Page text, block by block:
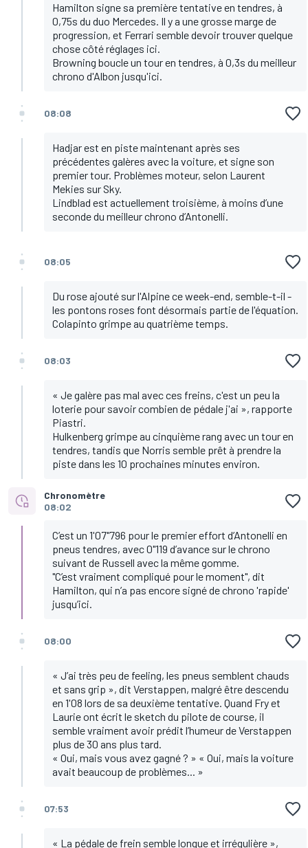
Hamilton signe sa première tentative en tendres, à
0,75s du duo Mercedes. Il y a une grosse marge de
progression, et Ferrari semble devoir trouver quelque
chose côté réglages ici.
Browning boucle un tour en tendres, à 0,3s du meilleur
chrono d'Albon jusqu'ici.
08:08
Hadjar est en piste maintenant après ses
précédentes galères avec la voiture, et signe son
premier tour. Problèmes moteur, selon Laurent
Mekies sur Sky.
Lindblad est actuellement troisième, à moins d’une
seconde du meilleur chrono d’Antonelli.
08:05
Du rose ajouté sur l'Alpine ce week-end, semble-t-il -
les pontons roses font désormais partie de l'équation.
Colapinto grimpe au quatrième temps.
08:03
« Je galère pas mal avec ces freins, c'est un peu la
loterie pour savoir combien de pédale j'ai », rapporte
Piastri.
Hulkenberg grimpe au cinquième rang avec un tour en
tendres, tandis que Norris semble prêt à prendre la
piste dans les 10 prochaines minutes environ.
Chronomètre
08:02
C’est un 1'07"796 pour le premier effort d’Antonelli en
pneus tendres, avec 0"119 d’avance sur le chrono
suivant de Russell avec la même gomme.
"C’est vraiment compliqué pour le moment", dit
Hamilton, qui n’a pas encore signé de chrono 'rapide'
jusqu’ici.
08:00
« J’ai très peu de feeling, les pneus semblent chauds
et sans grip », dit Verstappen, malgré être descendu
en 1'08 lors de sa deuxième tentative. Quand Fry et
Laurie ont écrit le sketch du pilote de course, il
semble vraiment avoir prédit l’humeur de Verstappen
plus de 30 ans plus tard.
« Oui, mais vous avez gagné ? » « Oui, mais la voiture
avait beaucoup de problèmes... »
07:53
« La pédale de frein semble longue et irrégulière »,